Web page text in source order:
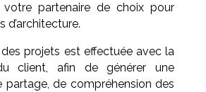
partenaire de choix pour
d’architecture.
projets est effectuée avec la
client, afin de générer une
partage, de compréhension des